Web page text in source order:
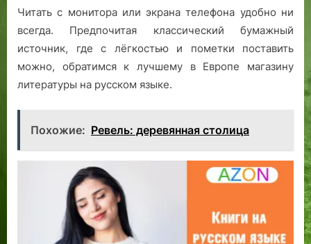
Читать с монитора или экрана телефона удобно ни
всегда. Предпочитая классический бумажный
источник, где с лёгкостью и пометки поставить
можно, обратимся к лучшему в Европе магазину
литературы на русском языке.
Похожие: Ревель: деревянная столица